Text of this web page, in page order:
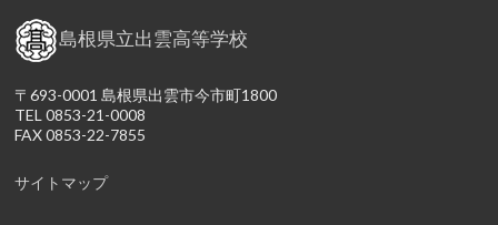
島根県立出雲高等学校
〒693-0001 島根県出雲市今市町1800
TEL 0853-21-0008
FAX 0853-22-7855
サイトマップ